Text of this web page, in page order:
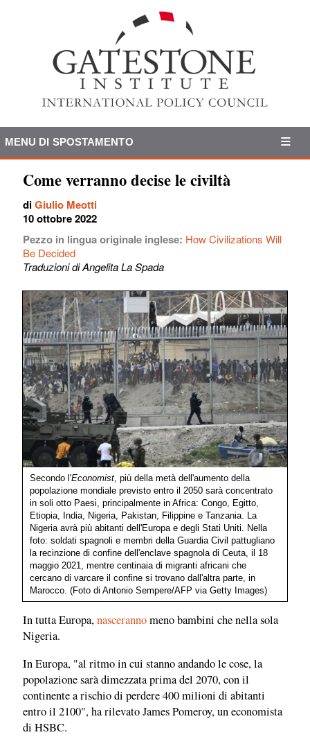
MENU DI SPOSTAMENTO
Come verranno decise le civiltà
diGiulio Meotti
10 ottobre 2022
Pezzo in lingua originale inglese: How Civilizations Will
Be Decided
Traduzioni di Angelita La Spada
Secondo l'Economist , più della metà dell'aumento della
popolazione mondiale previsto entro il 2050 sarà concentrato
in soli otto Paesi, principalmente in Africa: Congo, Egitto,
Etiopia, India, Nigeria, Pakistan, Filippine e Tanzania. La
Nigeria avrà più abitanti dell'Europa e degli Stati Uniti. Nella
foto: soldati spagnoli e membri della Guardia Civil pattugliano
la recinzione di confine dell'enclave spagnola di Ceuta, il 18
maggio 2021, mentre centinaia di migranti africani che
cercano di varcare il confine si trovano dall'altra parte, in
Marocco. (Foto di Antonio Sempere/AFP via Getty Images)
In tutta Europa,nascerannomeno bambini che nella sola
Nigeria.
In Europa, "al ritmo in cui stanno andando le cose, la
popolazione sarà dimezzata prima del 2070, con il
continente a rischio di perdere 400 milioni di abitanti
entro il 2100", ha rilevato James Pomeroy, un economista
di HSBC.